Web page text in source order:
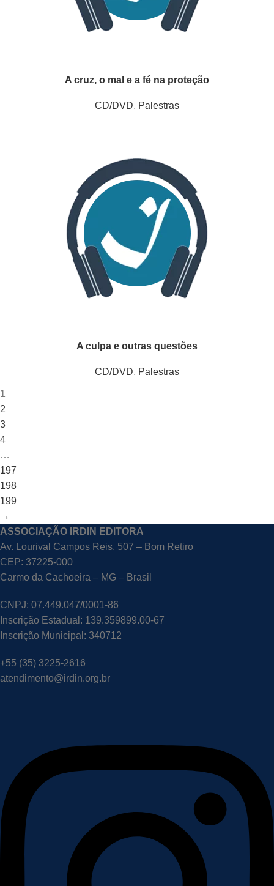
A cruz, o mal e a fé na proteção
CD/DVD, Palestras
A culpa e outras questões
CD/DVD, Palestras
1
2
3
4
…
197
198
199
→
ASSOCIAÇÃO IRDIN EDITORA
Av. Lourival Campos Reis, 507 – Bom Retiro
CEP: 37225-000
Carmo da Cachoeira – MG – Brasil
CNPJ: 07.449.047/0001-86
Inscrição Estadual: 139.359899.00-67
Inscrição Municipal: 340712
+55 (35) 3225-2616
atendimento@irdin.org.br